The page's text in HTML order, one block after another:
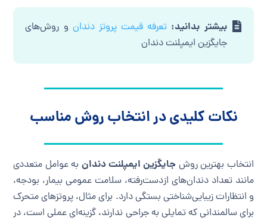
بیشتر بدانید: تعرفه قیمت پروتز دندان و روش‌های
جایگزین ایمپلنت دندان
نکات کلیدی در انتخاب روش مناسب
انتخاب بهترین روش جایگزین ایمپلنت دندان به عوامل متعددی
مانند تعداد دندان‌های ازدست‌رفته، سلامت عمومی بیمار، بودجه،
و انتظارات زیبایی‌شناختی بستگی دارد. برای مثال، پروتزهای متحرک
برای سالمندانی که تمایلی به جراحی ندارند، گزینه‌ای عملی است، در